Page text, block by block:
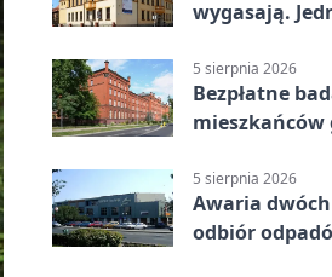
wygasają.
5 sierpnia 2026
Bezpłatne
5 sierpnia 2026
Awaria
odbiór